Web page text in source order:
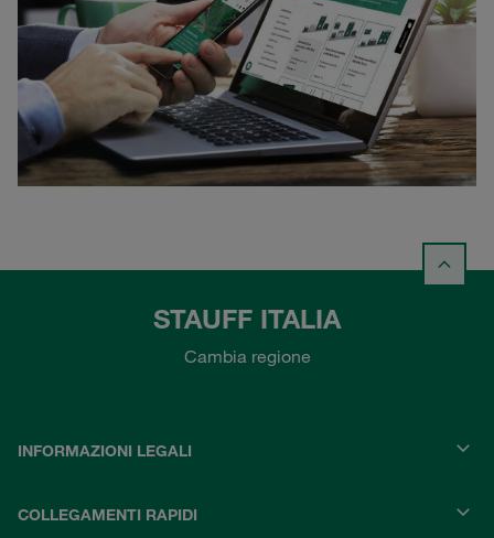
STAUFF ITALIA
Cambia regione
INFORMAZIONI LEGALI
COLLEGAMENTI RAPIDI